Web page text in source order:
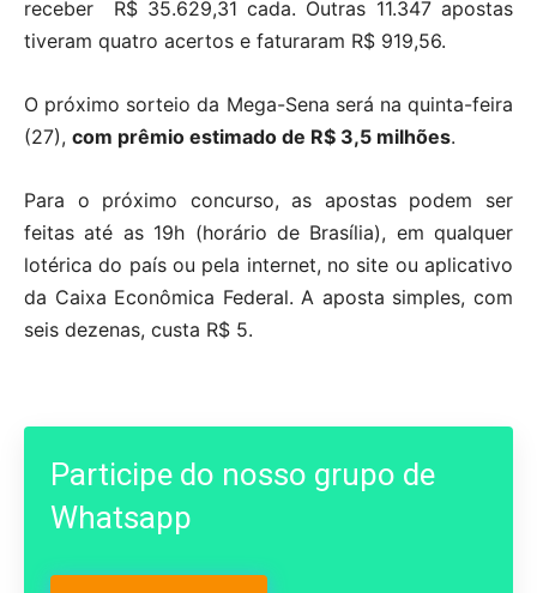
receber R$ 35.629,31 cada. Outras 11.347 apostas
tiveram quatro acertos e faturaram R$ 919,56.
O próximo sorteio da Mega-Sena será na quinta-feira
(27), com prêmio estimado de R$ 3,5 milhões.
Para o próximo concurso, as apostas podem ser
feitas até as 19h (horário de Brasília), em qualquer
lotérica do país ou pela internet, no site ou aplicativo
da Caixa Econômica Federal. A aposta simples, com
seis dezenas, custa R$ 5.
Participe do nosso grupo de
Whatsapp